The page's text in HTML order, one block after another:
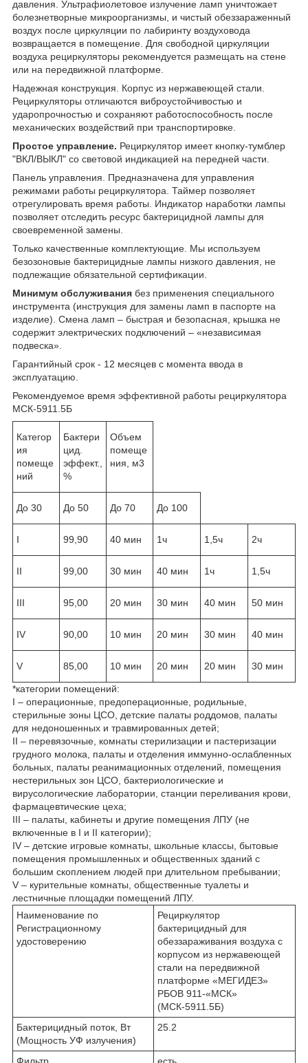
давления. Ультрафиолетовое излучение ламп уничтожает
болезнетворные микроорганизмы, и чистый обеззараженный
воздух после циркуляции по лабиринту воздуховода
возвращается в помещение. Для свободной циркуляции
воздуха рециркуляторы рекомендуется размещать на стене
или на передвижной платформе.
Надежная конструкция. Корпус из нержавеющей стали.
Рециркуляторы отличаются виброустойчивостью и
ударопрочностью и сохраняют работоспособность после
механических воздействий при транспортировке.
Простое управление. Рециркулятор имеет кнопку-тумблер
"ВКЛ/ВЫКЛ" со световой индикацией на передней части.
Панель управления. Предназначена для управления
режимами работы рециркулятора. Таймер позволяет
отрегулировать время работы. Индикатор наработки лампы
позволяет отследить ресурс бактерицидной лампы для
своевременной замены.
Только качественные комплектующие. Мы используем
безозоновые бактерицидные лампы низкого давления, не
подлежащие обязательной сертификации.
Минимум обслуживания без применения специального
инструмента (инструкция для замены ламп в паспорте на
изделие). Смена ламп – быстрая и безопасная, крышка не
содержит электрических подключений – «независимая
подвеска».
Гарантийный срок - 12 месяцев с момента ввода в
эксплуатацию.
Рекомендуемое время эффективной работы рециркулятора
МСК-5911.5Б
Категор
ия
помеще
ний
Бактери
цид.
эффект.,
%
Объем
помеще
ния, м3
До 30 До 50 До 70 До 100
I 99,90 40 мин 1ч 1,5ч 2ч
II 99,00 30 мин 40 мин 1ч 1,5ч
III 95,00 20 мин 30 мин 40 мин 50 мин
IV 90,00 10 мин 20 мин 30 мин 40 мин
V 85,00 10 мин 20 мин 20 мин 30 мин
*категории помещений:
I – операционные, предоперационные, родильные,
стерильные зоны ЦСО, детские палаты роддомов, палаты
для недоношенных и травмированных детей;
II – перевязочные, комнаты стерилизации и пастеризации
грудного молока, палаты и отделения иммунно-ослабленных
больных, палаты реанимационных отделений, помещения
нестерильных зон ЦСО, бактериологические и
вирусологические лаборатории, станции переливания крови,
фармацевтические цеха;
III – палаты, кабинеты и другие помещения ЛПУ (не
включенные в I и II категории);
IV – детские игровые комнаты, школьные классы, бытовые
помещения промышленных и общественных зданий с
большим скоплением людей при длительном пребывании;
V – курительные комнаты, общественные туалеты и
лестничные площадки помещений ЛПУ.
Наименование по
Регистрационному
удостоверению
Рециркулятор
бактерицидный для
обеззараживания воздуха с
корпусом из нержавеющей
стали на передвижной
платформе «МЕГИДЕЗ»
РБОВ 911-«МСК»
(МСК-5911.5Б)
Бактерицидный поток, Вт
(Мощность УФ излучения)
25.2
Фильтр есть